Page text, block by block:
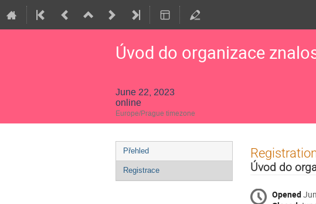
Úvod do organizace
June 22, 2023
online
Europe/Prague timezone
Event
menu
Přehled
Registrace Úvod do
Opened